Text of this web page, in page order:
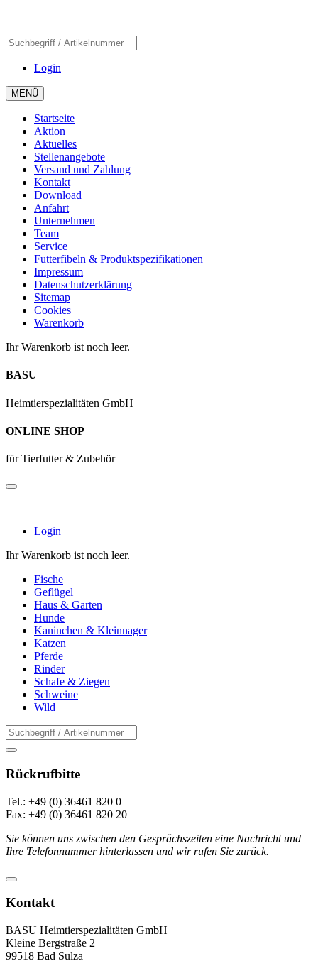
Login
MENÜ
Startseite
Aktion
Aktuelles
Stellenangebote
Versand und Zahlung
Kontakt
Download
Anfahrt
Unternehmen
Team
Service
Futterfibeln & Produktspezifikationen
Impressum
Datenschutzerklärung
Sitemap
Cookies
Warenkorb
Ihr Warenkorb ist noch leer.
BASU
Heimtierspezialitäten GmbH
ONLINE SHOP
für Tierfutter & Zubehör
Login
Ihr Warenkorb ist noch leer.
Fische
Geflügel
Haus & Garten
Hunde
Kaninchen & Kleinnager
Katzen
Pferde
Rinder
Schafe & Ziegen
Schweine
Wild
Rückrufbitte
Tel.: +49 (0) 36461 820 0
Fax: +49 (0) 36461 820 20
Sie können uns zwischen den Gesprächszeiten eine Nachricht und
Ihre Telefonnummer hinterlassen und wir rufen Sie zurück.
Kontakt
BASU Heimtierspezialitäten GmbH
Kleine Bergstraße 2
99518 Bad Sulza